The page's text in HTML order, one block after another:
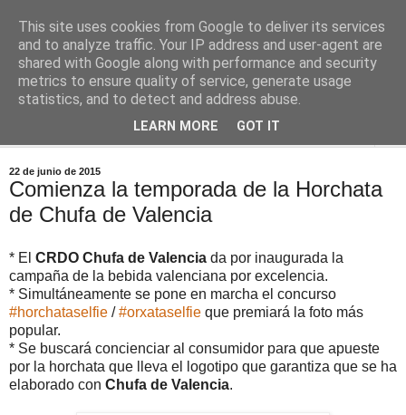
Comoju
La Cocina del Día a Día y el día a día de la Gastronomía
22 de junio de 2015
Comienza la temporada de la Horchata
de Chufa de Valencia
* El CRDO Chufa de Valencia da por inaugurada la
campaña de la bebida valenciana por excelencia.
* Simultáneamente se pone en marcha el concurso
#horchataselfie /#orxataselfie que premiará la foto más
popular.
* Se buscará concienciar al consumidor para que apueste
por la horchata que lleva el logotipo que garantiza que se ha
elaborado con Chufa de Valencia.
This site uses cookies from Google to deliver its services
and to analyze traffic. Your IP address and user-agent are
shared with Google along with performance and security
metrics to ensure quality of service, generate usage
statistics, and to detect and address abuse.
LEARN MORE GOT IT